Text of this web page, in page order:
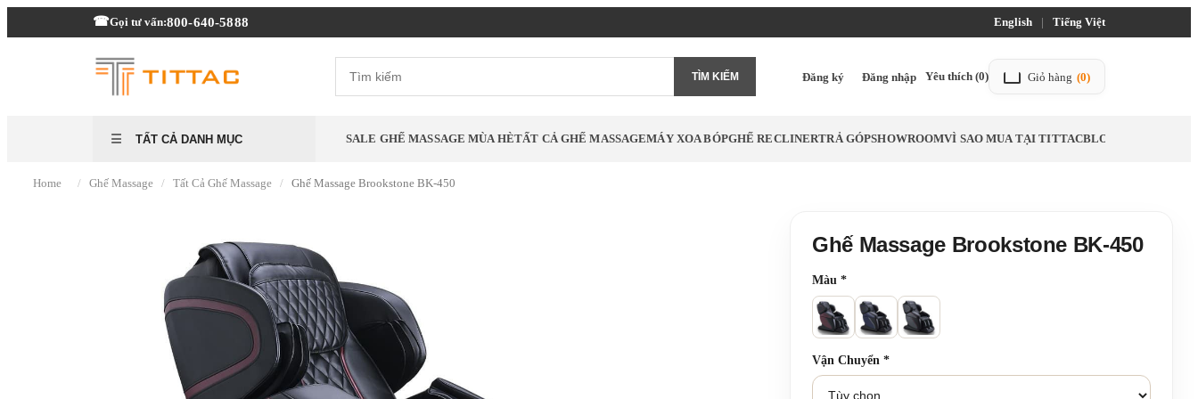
Gọi tư vấn:800-640-5888 English | Tiếng Việt
TÌM KIẾM Đăng ký Đăng nhập Yêu thích (0) Giỏ hàng (0)
TẤT CẢ DANH MỤC SALE GHẾ MASSAGE MÙA HÈTẤT CẢ GHẾ MASSAGEMÁY XOA BÓPGHẾ RECLINERTRẢ GÓPSHOWROOMVÌ SAO MUA TẠI TITTACBLOG
Home / Ghế Massage / Tất Cả Ghế Massage / Ghế Massage Brookstone BK-450
Ghế Massage Brookstone BK-450
Màu *
Vận Chuyển *